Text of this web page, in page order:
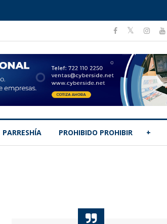
PARRESHÍA PROHIBIDO PROHIBIR +